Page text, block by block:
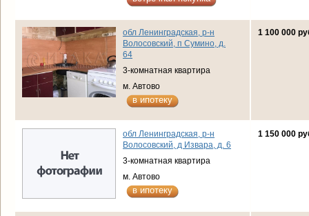
обл Ленинградская, р-н
Волосовский, п Сумино, д.
64
3-комнатная квартира
м. Автово
в ипотеку
1 100 000
обл Ленинградская, р-н
Волосовский, д Извара, д. 6
3-комнатная квартира
м. Автово
в ипотеку
1 150 000